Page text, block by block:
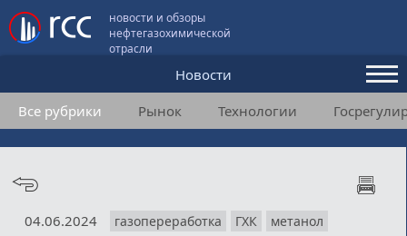
новости и обзоры
нефтегазохимической
отрасли
Новости
Аналитика и мнения
Конференции
Подписка
Все рубрики Рынок Технологии
04.06.2024 газопереработка ГХК
метанол